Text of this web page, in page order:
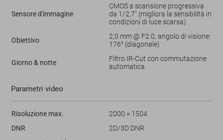
Sensore d'immagine
CMOS a scansione progressiva
da 1/2,7" (migliora la sensibilità in
condizioni di luce scarsa)
Obiettivo
2,0 mm @ F2.0, angolo di visione:
176° (diagonale)
Giorno & notte
Filtro IR-Cut con commutazione
automatica
Parametri video
Risoluzione max.
2000 × 1504
DNR
2D/3D DNR